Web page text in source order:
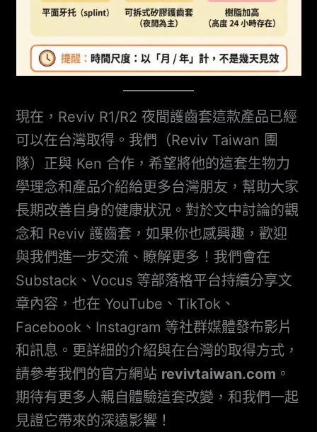
現在，Reviv R1/R2 夜間護齒套這款產品已經
可以在台灣取得。我們（Reviv Taiwan 團
隊）正與 Ken 合作，希望將他的這套生物力
學理念和產品介紹給更多台灣朋友，幫助大家
長期改善自身的健康狀況。對於文中討論的觀
念和 Reviv 護齒套，如果你也感興趣，歡迎
與我們進一步交流、瞭解更多！我們會在
Substack、Vocus 等部落格平台持續分享文
章內容，也在 YouTube、TikTok、
Facebook、Instagram 等社群媒體發布影片
和訊息。更詳細的介紹與在台灣的取得方式，
請參考我們的官方網站 revivtaiwan.com 。
期待有更多人親自體驗這套改變，和我們一起
見證它帶來的深遠影響！